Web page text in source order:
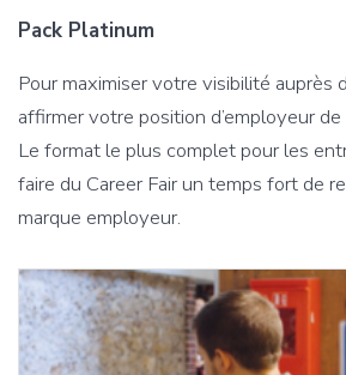
Pack Platinum
Pour maximiser votre visibilité auprès
affirmer votre position d’employeur
Le format le plus complet pour les
faire du Career Fair un temps fort de
marque employeur.